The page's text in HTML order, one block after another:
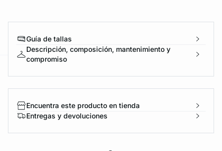
Guía de tallas
Descripción, composición, mantenimiento y
compromiso
Encuentra este producto en tienda
Entregas y devoluciones